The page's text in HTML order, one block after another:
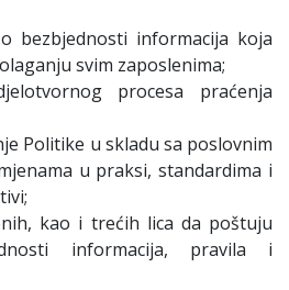
bezbjednosti informacija koja
svim zaposlenima;
procesa praćenja
Politike u skladu sa poslovnim
u praksi, standardima i
kao i trećih lica da poštuju
informacija, pravila i